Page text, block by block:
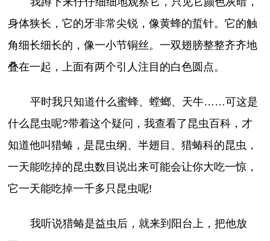
身体狭长，它的牙非常尖锐，像黄蜂的蜇针。它的触
角细长细长的，像一小节铜丝。一双翅膀整整齐齐地
叠在一起，上面有两个引人注目的白色圆点。
平时我只知道什么蜜蜂、螳螂、天牛……可这是
什么昆虫呢?带着这个疑问，我查看了昆虫百科，才
知道他叫猎蝽，是昆虫纲、半翅目、猎蝽科的昆虫，
一天能吃掉的昆虫数目说出来可能会让你大吃一惊，
它一天能吃掉一千多只昆虫呢!
我听说猎蝽是益虫后，就来到阳台上，把他放